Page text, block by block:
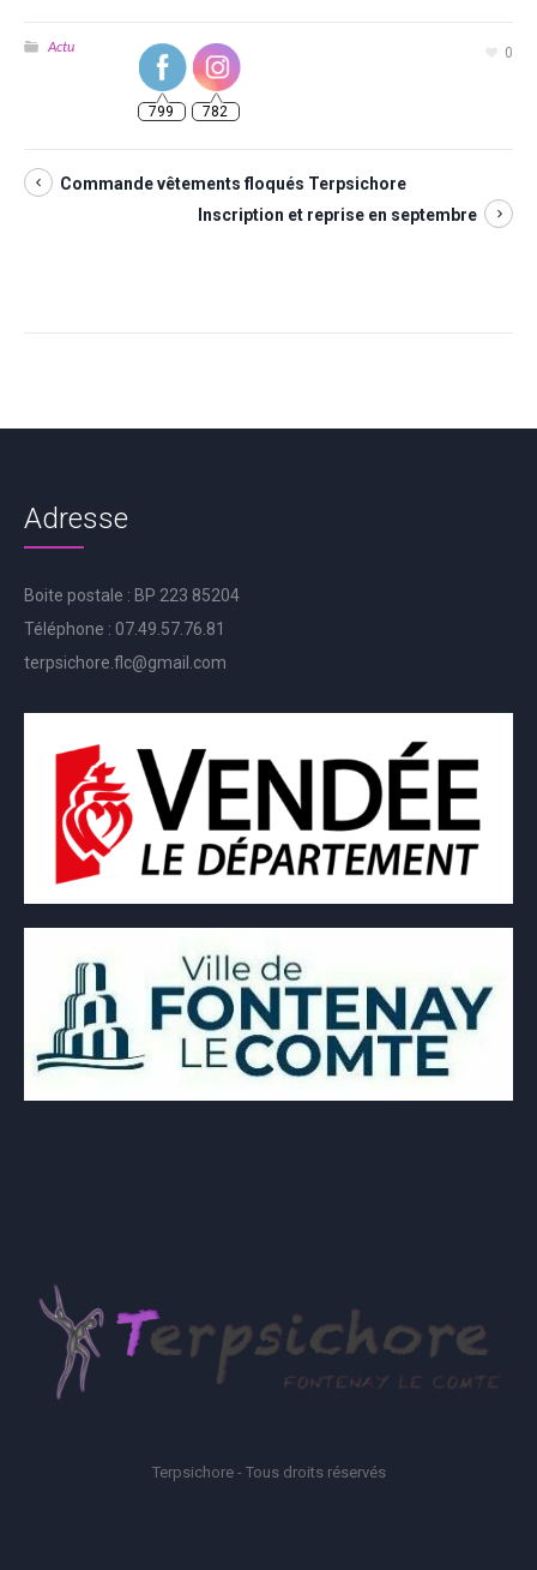
0
Actu
Commande vêtements floqués Terpsichore
Inscription et reprise en septembre
Adresse
Boite postale : BP 223 85204
Téléphone : 07.49.57.76.81
terpsichore.flc@gmail.com
Terpsichore - Tous droits réservés
799 782